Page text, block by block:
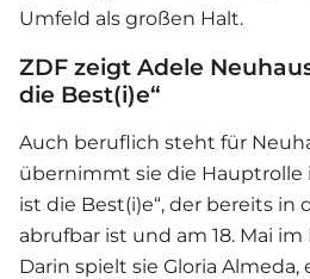
Umfeld als großen Halt.
ZDF zeigt Adele
die Best(i)e“
Auch beruflich steht für
übernimmt sie die Hauptrolle
ist die Best(i)e“, der bereits in
abrufbar ist und am 18. Mai
Darin spielt sie Gloria